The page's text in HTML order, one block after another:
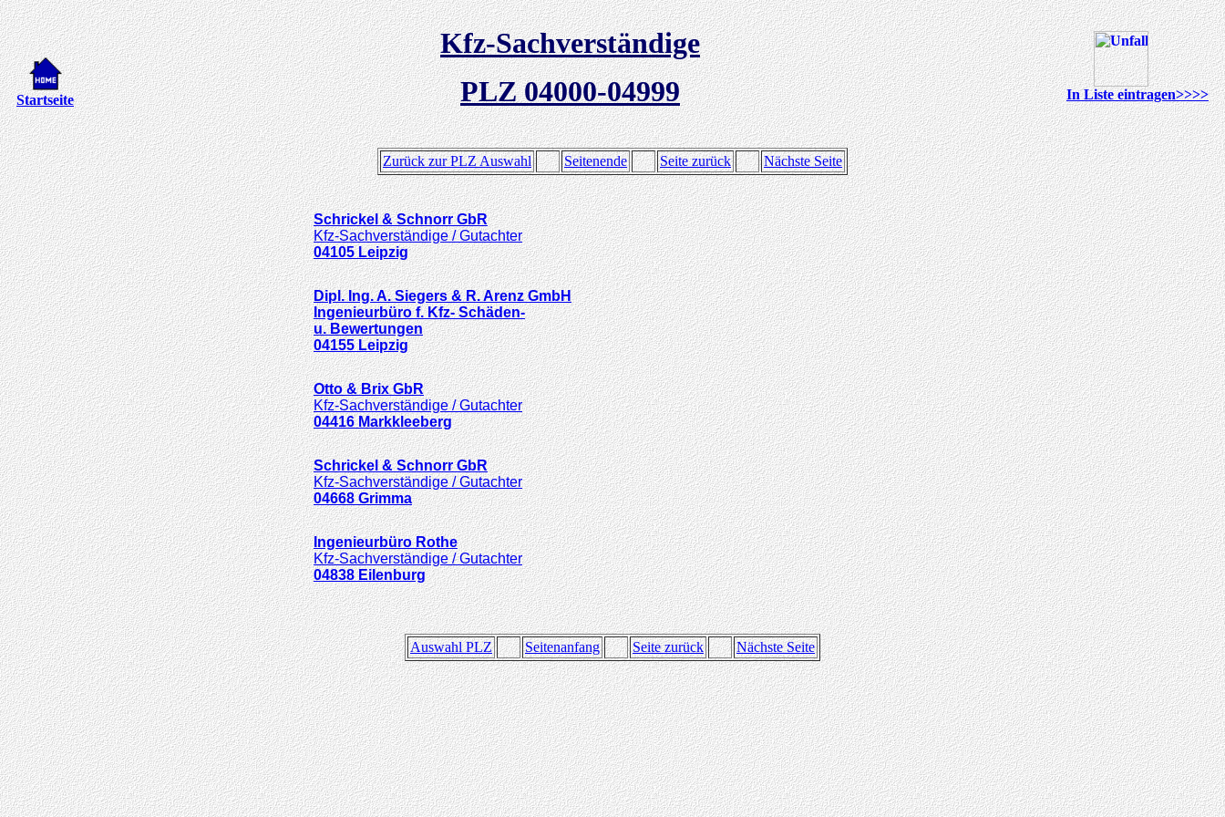
Startseite
Kfz-Sachverständige
PLZ 04000-04999
In Liste eintragen>>>>
Zurück zur PLZ Auswahl Seitenende Seite zurück Nächste Seite
Schrickel & Schnorr GbR
Kfz-Sachverständige / Gutachter
04105 Leipzig
Dipl. Ing. A. Siegers & R. Arenz GmbH
Ingenieurbüro f. Kfz- Schäden-
u. Bewertungen
04155 Leipzig
Otto & Brix GbR
Kfz-Sachverständige / Gutachter
04416 Markkleeberg
Schrickel & Schnorr GbR
Kfz-Sachverständige / Gutachter
04668 Grimma
Ingenieurbüro Rothe
Kfz-Sachverständige / Gutachter
04838 Eilenburg
Auswahl PLZ Seitenanfang Seite zurück Nächste Seite